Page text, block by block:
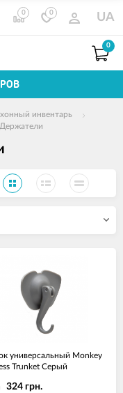
0 0 UA
0
инвентарь
Держатели
универсальный Monkey
Trunket Серый
324 грн.